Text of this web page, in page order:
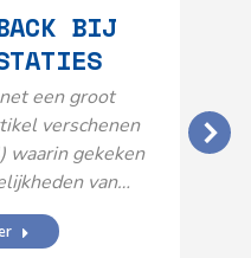
BIJ
een groot
verschenen
waarin gekeken
van…